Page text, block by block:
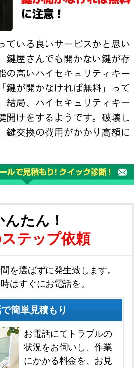
んたん！
テップ依頼
を選ばずに発生致します。
はすぐにお電話を。
簡単見積もり
お電話にてトラブルの
状況をお伺いし、作業
にかかる料金を、お見